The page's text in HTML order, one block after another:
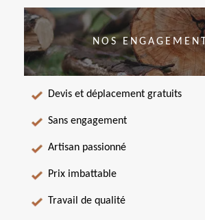
NOS
Devis et déplacement gratuits
Sans engagement
Artisan passionné
Prix imbattable
Travail de qualité